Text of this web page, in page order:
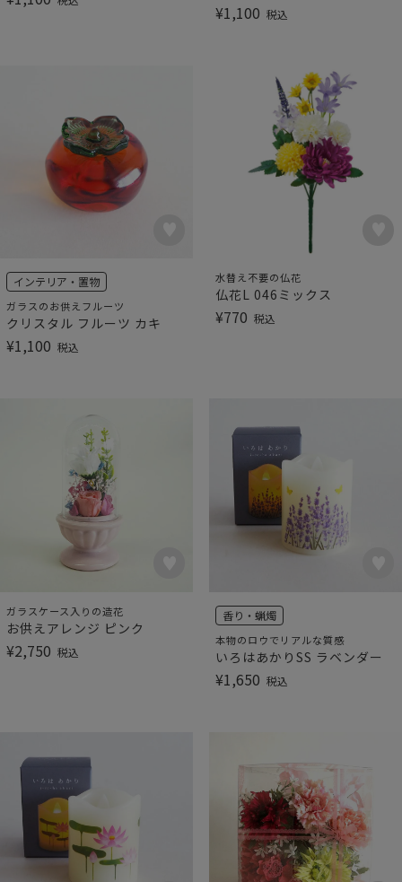
¥1,100 税込
インテリア・置物
ガラスのお供えフルーツ
クリスタル フルーツ カキ
¥1,100 税込
水替え不要の仏花
仏花L 046ミックス
¥770 税込
ガラスケース入りの造花
お供えアレンジ ピンク
¥2,750 税込
香り・蝋燭
本物のロウでリアルな質感
いろはあかりSS ラベンダー
¥1,650 税込